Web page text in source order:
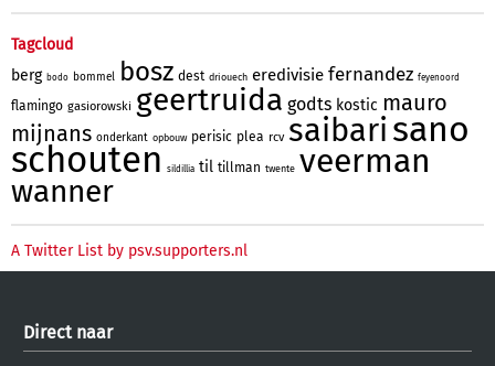
Tagcloud
berg bodo bommel bosz dest driouech eredivisie fernandez feyenoord
flamingo gasiorowski geertruida godts kostic mauro
mijnans onderkant opbouw perisic plea rcv saibari sano
schouten sildillia til tillman twente veerman
wanner
A Twitter List by psv.supporters.nl
Direct naar